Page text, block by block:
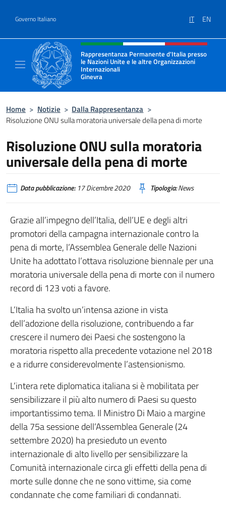
Governo Italiano IT EN
Intestazione sito, social e menù
Rappresentanza Permanente d'Italia presso
le Nazioni Unite e le altre Organizzazioni
Internazionali
Ginevra
Il sito ufficiale della Rappresentanza Onu
Home > Notizie > Dalla Rappresentanza >
Risoluzione ONU sulla moratoria universale della pena di morte
Risoluzione ONU sulla moratoria
universale della pena di morte
Data pubblicazione:17 Dicembre 2020 Tipologia:News
Grazie all’impegno dell’Italia, dell’UE e degli altri
promotori della campagna internazionale contro la
pena di morte, l’Assemblea Generale delle Nazioni
Unite ha adottato l’ottava risoluzione biennale per una
moratoria universale della pena di morte con il numero
record di 123 voti a favore.
L’Italia ha svolto un’intensa azione in vista
dell’adozione della risoluzione, contribuendo a far
crescere il numero dei Paesi che sostengono la
moratoria rispetto alla precedente votazione nel 2018
e a ridurre considerevolmente l’astensionismo.
L’intera rete diplomatica italiana si è mobilitata per
sensibilizzare il più alto numero di Paesi su questo
importantissimo tema. Il Ministro Di Maio a margine
della 75a sessione dell’Assemblea Generale (24
settembre 2020) ha presieduto un evento
internazionale di alto livello per sensibilizzare la
Comunità internazionale circa gli effetti della pena di
morte sulle donne che ne sono vittime, sia come
condannate che come familiari di condannati.